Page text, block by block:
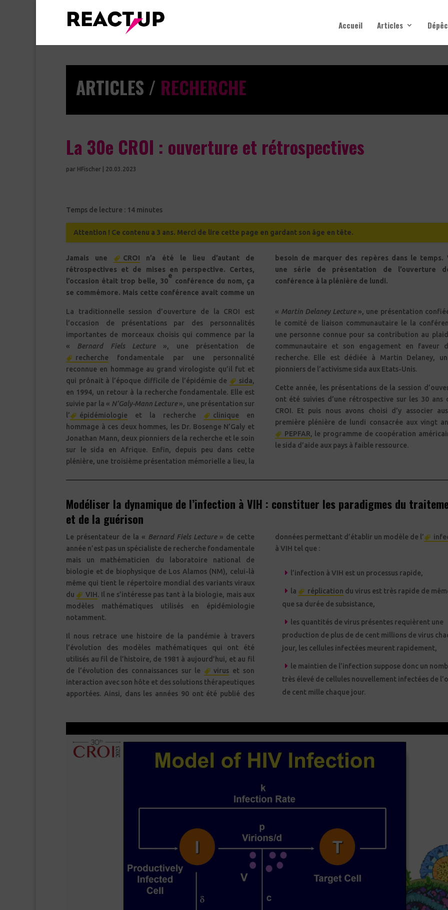
Accueil Articles
ARTICLES / RECHERCHE
La 30e CROI : ouverture et rétrospectives
par HFischer 20.03.2023
Temps de lecture : 14 minutes
Attention ! Ce contenu a 3 ans. Merci de lire cette page en gardant son âge en tête.
Jamais une CROI n’a été le lieu d’autant de
rétrospectives et de mises en perspective. Certes,
l’occasion était trop belle, 30
e
conférence du nom, ça
se commémore. Mais cette conférence avait comme un
besoin de marquer des repères dans le temps.
une série de présentation de l’ouverture
conférence à la plénière de lundi.
La traditionnelle session d’ouverture de la CROI est
l’occasion de présentations par des personnalités
importantes de morceaux choisis qui commence par la
« Bernard Fiels Lecture», une présentation de
recherche fondamentale par une personnalité
reconnue en hommage au grand virologiste qu’il fut et
qui prônait à l’époque difficile de l’épidémie de
sida,
en 1994, un retour à la recherche fondamentale. Elle est
suivie par la « N’Galy-Mann Lecture», une présentation sur
l’
épidémiologie et la recherche clinique en
hommage à ces deux hommes, les Dr. Bosenge N’Galy et
Jonathan Mann, deux pionniers de la recherche et le soin
sur le sida en Afrique. Enfin, depuis peu dans cette
plénière, une troisième présentation mémorielle a lieu, la
« Martin Delaney Lecture», une présentation
le comité de liaison communautaire le la
une personne connue pour sa contribution au
communautaire et son engagement en faveur
recherche. Elle est dédiée à Martin Delaney,
pionniers de l’activisme sida aux Etats-Unis.
Cette année, les présentations de la session
ont été suivies d’une rétrospective sur les 30 ans
CROI. Et puis nous avons choisi d’y associer
première plénière de lundi consacrée aux vingt
PEPFAR, le programme de coopération
le sida d’aide aux pays à faible ressource.
Modéliser la dynamique de l’infection à VIH : constituer les paradigmes du
et de la guérison
Le présentateur de la « Bernard Fiels Lecture» de cette
année n’est pas un spécialiste de recherche fondamentale
mais un mathématicien du laboratoire national de
biologie et de biophysique de Los Alamos (NM), celui-là
même qui tient le répertoire mondial des variants viraux
du
VIH. Il ne s’intéresse pas tant à la biologie, mais aux
modèles mathématiques utilisés en épidémiologie
notamment.
Il nous retrace une histoire de la pandémie à travers
l’évolution des modèles mathématiques qui ont été
utilisés au fil de l’histoire, de 1981 à aujourd’hui, et au fil
de l’évolution des connaissances sur le
virus et son
interaction avec son hôte et des solutions thérapeutiques
apportées. Ainsi, dans les années 90 ont été publié des
données permettant d’établir un modèle de l’
à VIH tel que :
l’infection à VIH est un processus rapide,
la réplication du virus est très rapide de
que sa durée de subsistance,
les quantités de virus présentes requièrent une
production de plus de de cent millions de virus
jour, les cellules infectées meurent rapidement,
le maintien de l’infection suppose donc un
très élevé de cellules nouvellement infectées de
de cent mille chaque jour.